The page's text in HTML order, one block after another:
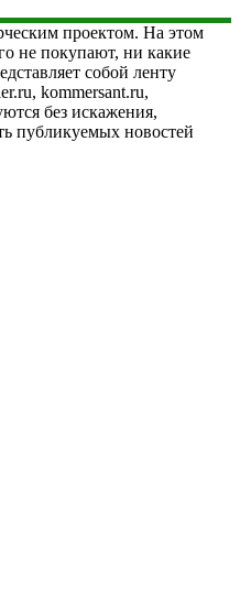
проектом. На этом
не покупают, ни какие
собой ленту
kommersant.ru,
без искажения,
публикуемых новостей